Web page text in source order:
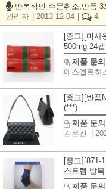
반복적인 주문취소,반품
관리자
| 2013-12-04 4
[중고][미사
500mg 24
제품 문
에스엘로하
[중고][반품
(***)
제품 문
김은진
|
[중고][871-
스트랩 발
제품 문